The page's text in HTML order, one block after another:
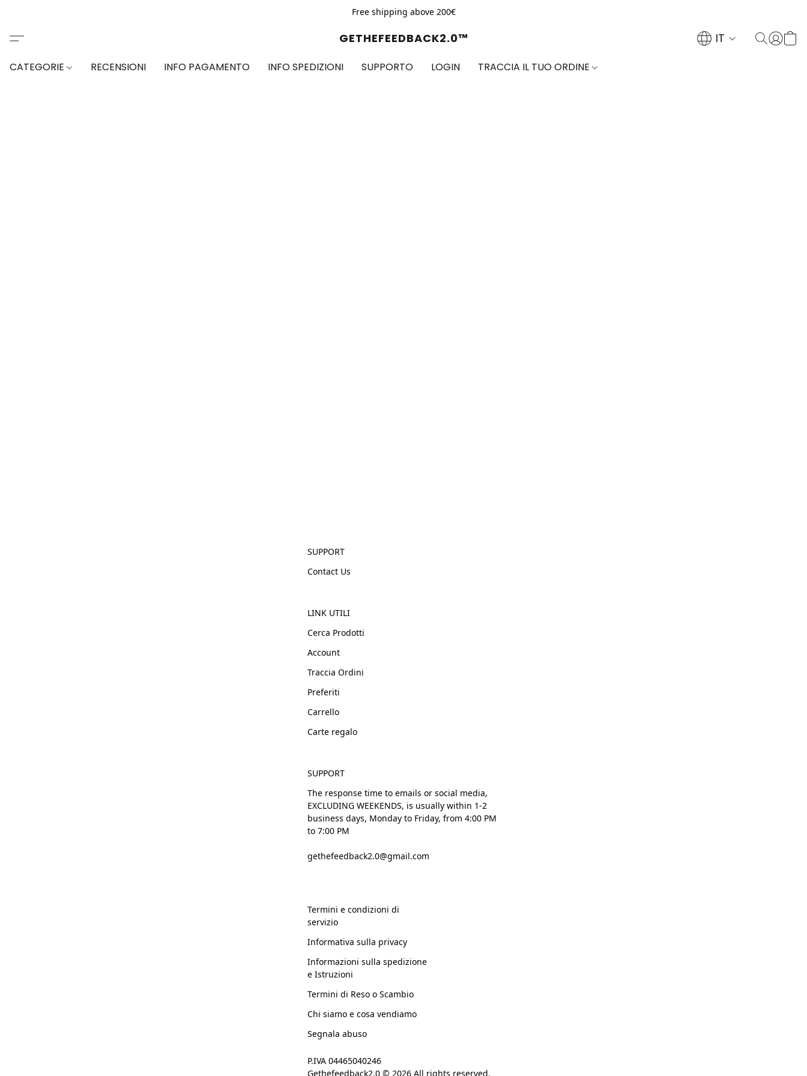
Free shipping above 200€
GETHEFEEDBACK2.0™ IT
CATEGORIE RECENSIONI INFO PAGAMENTO INFO SPEDIZIONI SUPPORTO LOGIN TRACCIA IL TUO ORDINE
SUPPORT
Contact Us
LINK UTILI
Cerca Prodotti
Account
Traccia Ordini
Preferiti
Carrello
Carte regalo
SUPPORT
The response time to emails or social media,
EXCLUDING WEEKENDS, is usually within 1-2
business days, Monday to Friday, from 4:00 PM
to 7:00 PM
gethefeedback2.0@gmail.com
Termini e condizioni di
servizio
Informativa sulla privacy
Informazioni sulla spedizione
e Istruzioni
Termini di Reso o Scambio
Chi siamo e cosa vendiamo
Segnala abuso
P.IVA 04465040246
Gethefeedback2.0 © 2026 All rights reserved.